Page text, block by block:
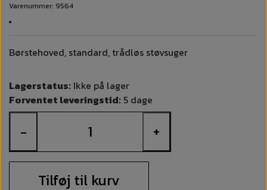
Varenummer: 9564
Børstehoved, standard, trådløs støvsuger
Lagerstatus: Ikke på lager
Forventet leveringstid: 5 dage
− +
Tilføj til kurv